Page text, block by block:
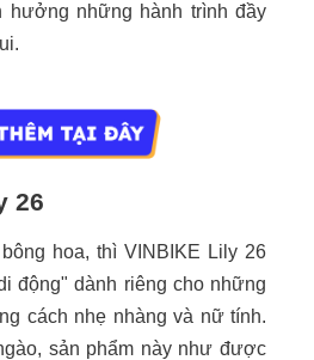
hưởng những hành trình đầy
26
hoa, thì VINBIKE Lily 26
động" dành riêng cho những
cách nhẹ nhàng và nữ tính.
sản phẩm này như được